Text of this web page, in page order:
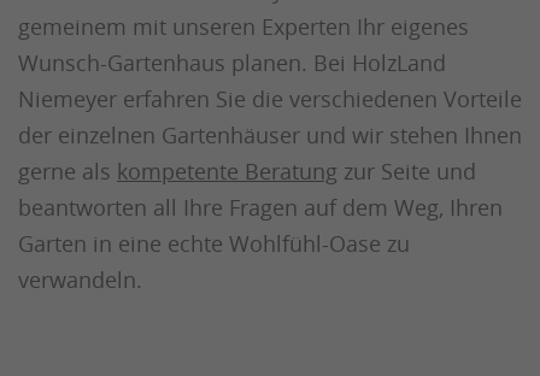
gemeinem mit unseren Experten Ihr eigenes
Wunsch-Gartenhaus planen. Bei HolzLand
Niemeyer erfahren Sie die verschiedenen Vorteile
der einzelnen Gartenhäuser und wir stehen Ihnen
gerne als kompetente Beratung zur Seite und
beantworten all Ihre Fragen auf dem Weg, Ihren
Garten in eine echte Wohlfühl-Oase zu
verwandeln.